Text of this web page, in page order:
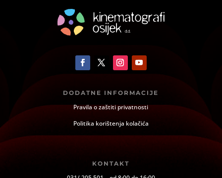
DODATNE INFORMACIJE
Pravila o zaštiti privatnosti
Politika korištenja kolačića
KONTAKT